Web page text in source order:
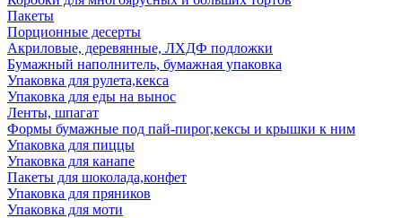
Пакеты
Порционные десерты
Акриловые, деревянные, ЛХДФ подложки
Бумажный наполнитель, бумажная упаковка
Упаковка для рулета,кекса
Упаковка для еды на вынос
Ленты, шпагат
Формы бумажные под пай-пирог,кексы и крышки к ним
Упаковка для пиццы
Упаковка для канапе
Пакеты для шоколада,конфет
Упаковка для пряников
Упаковка для моти